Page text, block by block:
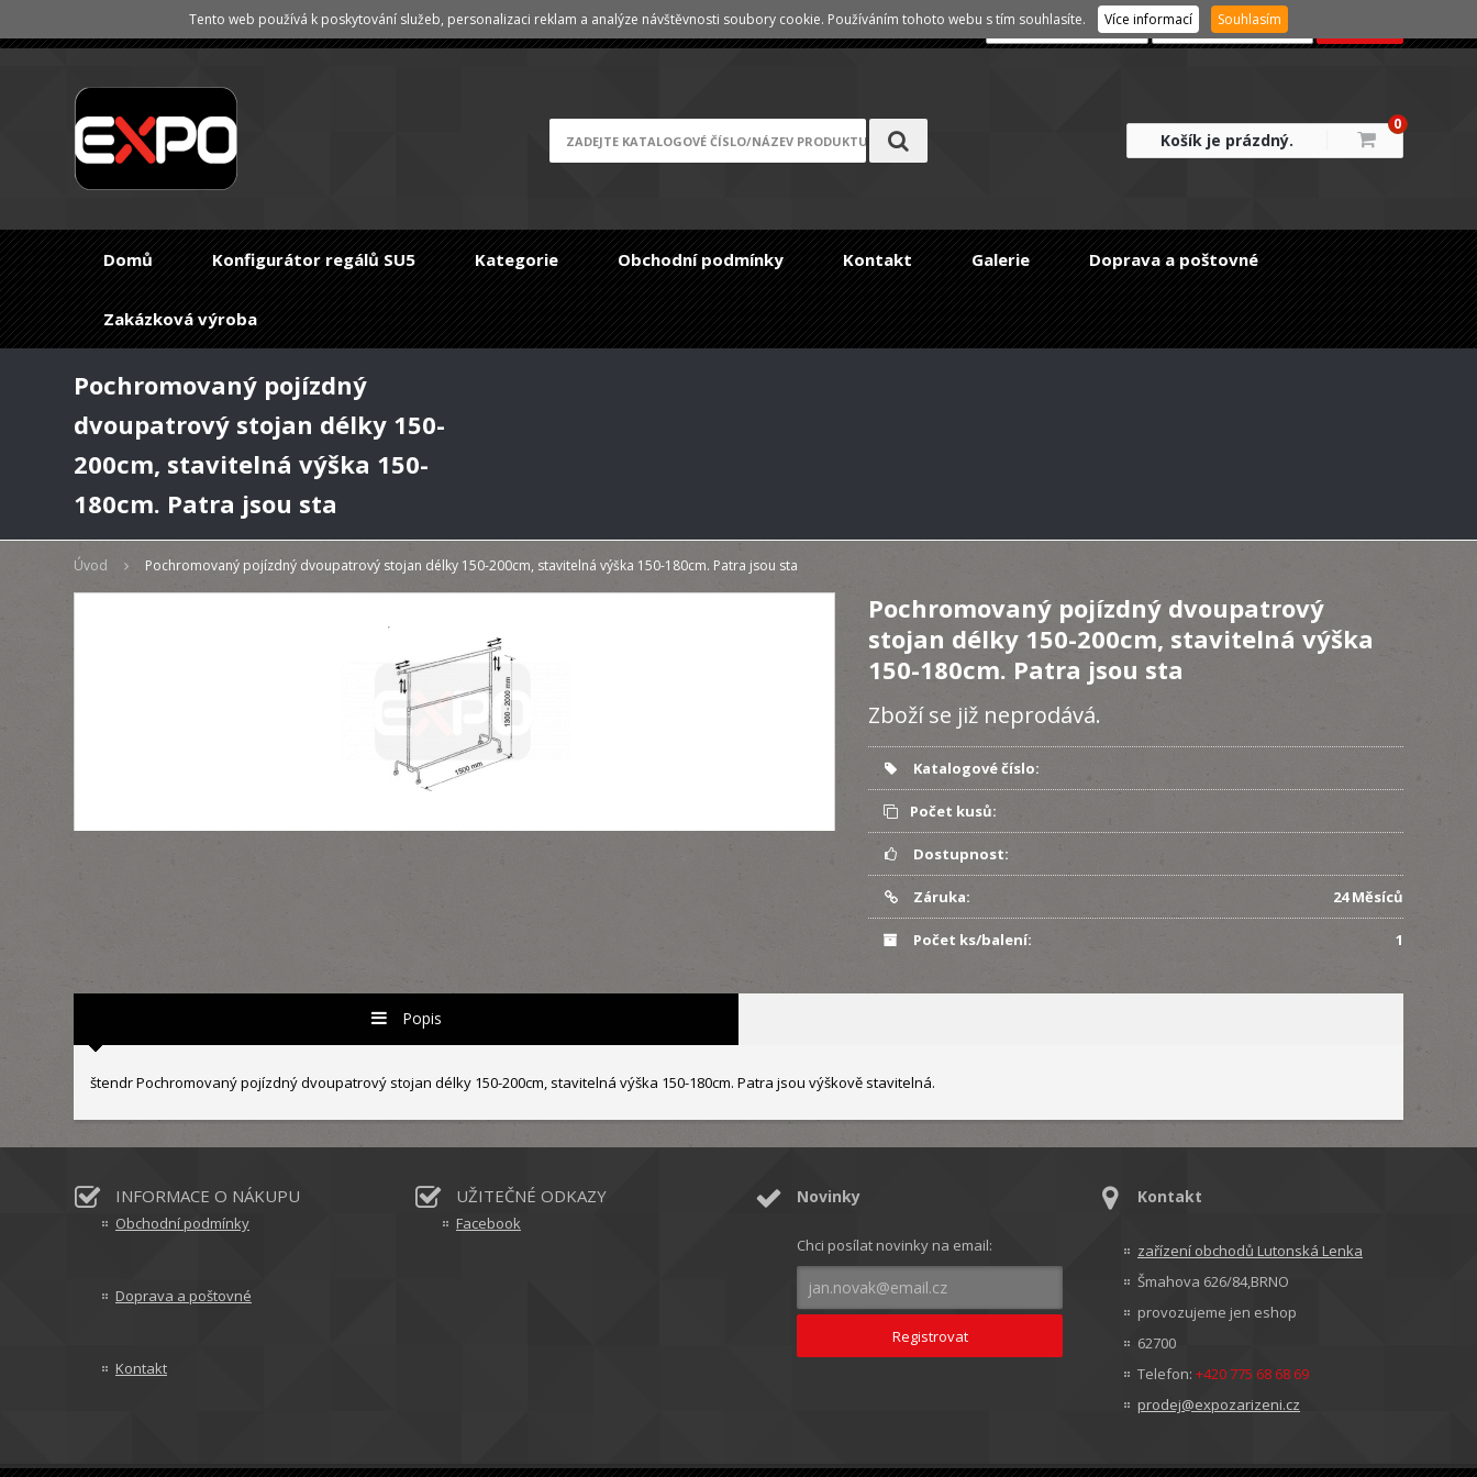
Registrace/Zapomenuté heslo
Košík je prázdný.
0
Domů Konfigurátor regálů SU5 Kategorie Obchodní podmínky Kontakt Galerie Doprava a poštovné
Zakázková výroba
Pochromovaný pojízdný
dvoupatrový stojan délky 150-
200cm, stavitelná výška 150-
180cm. Patra jsou sta
Úvod Pochromovaný pojízdný dvoupatrový stojan délky 150-200cm, stavitelná výška 150-180cm. Patra jsou sta
Pochromovaný pojízdný dvoupatrový
stojan délky 150-200cm, stavitelná výška
150-180cm. Patra jsou sta
Zboží se již neprodává.
Katalogové číslo:
Počet kusů:
Dostupnost:
Záruka: 24 Měsíců
Počet ks/balení: 1
Popis
štendr Pochromovaný pojízdný dvoupatrový stojan délky 150-200cm, stavitelná výška 150-180cm. Patra jsou výškově stavitelná.
INFORMACE O NÁKUPU
Obchodní podmínky
Doprava a poštovné
Kontakt
UŽITEČNÉ ODKAZY
Facebook
Novinky
Chci posílat novinky na email:
Kontakt
zařízení obchodů Lutonská Lenka
Šmahova 626/84,BRNO
provozujeme jen eshop
62700
Telefon: +420 775 68 68 69
prodej@expozarizeni.cz
Tento web používá k poskytování služeb, personalizaci reklam a analýze návštěvnosti soubory cookie. Používáním tohoto webu s tím souhlasíte. Více informací Souhlasím